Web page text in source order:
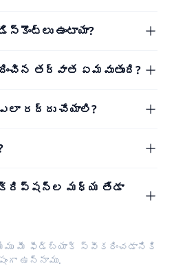
ఉంటాయా?
తర్వాత ఏమవుతుంది?
రద్దు చేయాలి?
మధ్య తేడా
మీ ఫీడ్‌బ్యాక్ స్వీకరించడానికి
ఉన్నాము.